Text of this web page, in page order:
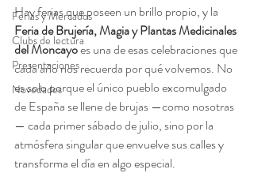
Ferias y Mercados
Clubs de lectura
Presentaciones
Novedades
Hay ferias que poseen un brillo propio, y la
Feria de Brujería, Magia y Plantas Medicinales
del Moncayo es una de esas celebraciones que
cada año nos recuerda por qué volvemos. No
es solo porque el único pueblo excomulgado
de España se llene de brujas —como nosotras
— cada primer sábado de julio, sino por la
atmósfera singular que envuelve sus calles y
transforma el día en algo especial.